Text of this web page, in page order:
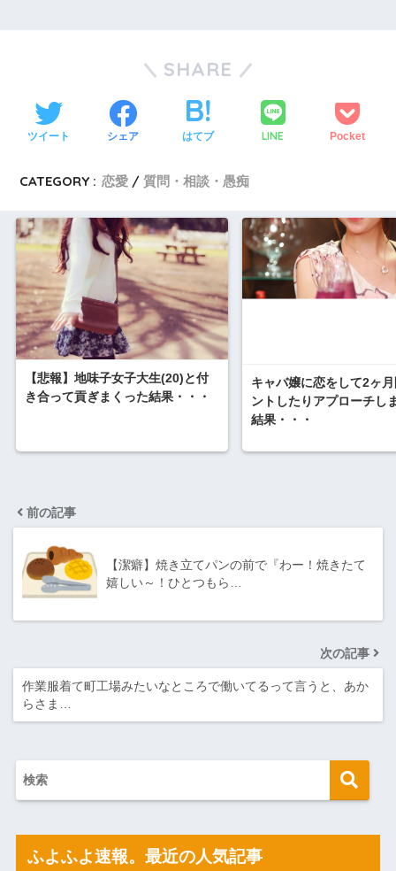
SHARE
ツイート シェア はてブ LINE Pocket
CATEGORY : 恋愛 質問・相談・愚痴
【悲報】地味子女子大生(20)と付
き合って貢ぎまくった結果・・・
キャバ嬢に恋をして2ヶ
ントしたりアプローチし
結果・・・
前の記事
【潔癖】焼き立てパンの前で『わー！焼きたて
嬉しい～！ひとつもら…
次の記事
作業服着て町工場みたいなところで働いてるって言うと、あか
らさま…
ふよふよ速報。最近の人気記事